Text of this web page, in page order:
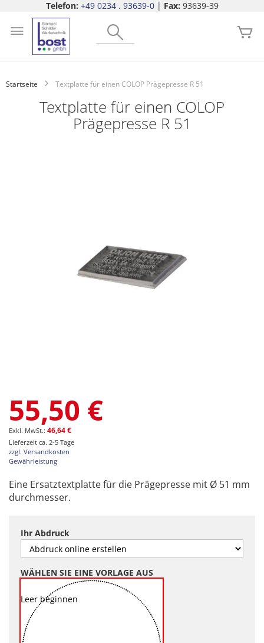
Telefon: +49 0234 . 93639-0| Fax: 93639-39
springen
Startseite Textplatte für einen COLOP Prägepresse R 51
Textplatte für einen COLOP
Prägepresse R 51
Anfang
der
Bildgalerie
springen
55,50 €
46,64 €
Lieferzeit ca. 2-5 Tage
zzgl. Versandkosten
Gewährleistung
Eine Ersatztextplatte für die Prägepresse mit Ø 51 mm
durchmesser.
Ihr Abdruck
WÄHLEN SIE EINE VORLAGE AUS
Leer beginnen